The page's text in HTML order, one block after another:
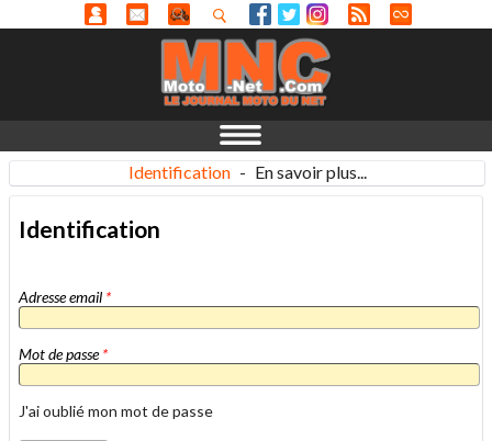
Identification - En savoir plus...
Identification
Adresse email *
Mot de passe*
J'ai oublié mon mot de passe